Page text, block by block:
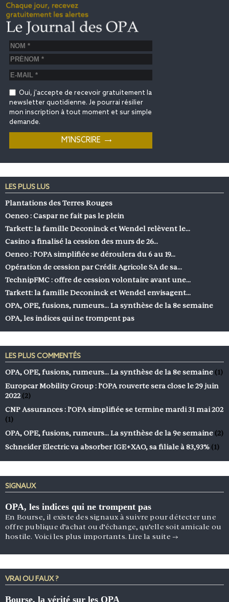
Oui, j'accepte de recevoir gratuitement la
newsletter quotidienne. Je pourrai résilier
mon inscription à tout moment et sur simple
demande.
LES PLUS LUS
Plantations des Terres Rouges
Oeneo : Caspar ne fait pas le plein
Tarkett: la famille Deconinck et Wendel relèvent le…
Casino a finalisé la cession des murs de 26…
Oeneo : l’OPA simplifiée se déroulera du 6 au 19…
Opération de cession par Crédit Agricole SA de sa…
TechnipFMC : offre de cession volontaire avant une…
Tarkett: la famille Deconinck et Wendel envisagent…
OPA, OPE, fusions, rumeurs… La synthèse de la 8e semaine
OPA, les indices qui ne trompent pas
LES PLUS COMMENTÉS
OPA, OPE, fusions, rumeurs… La synthèse de la 8e semaine (1)
Europcar Mobility Group : l’OPA rouverte sera close le 29 juin
2022 (2)
CNP Assurances : l’OPA simplifiée se termine mardi 31 mai 202
(1)
OPA, OPE, fusions, rumeurs… La synthèse de la 9e semaine (2)
Schneider Electric va absorber IGE+XAO, sa filiale à 83,93% (1)
SIGNAUX
OPA, les indices qui ne trompent pas
En Bourse, il existe des signaux à suivre pour détecter une
offre publique d’achat ou d’échange, qu’elle soit amicale ou
hostile. Voici les plus importants.Lire la suite →
VRAI OU FAUX ?
Bourse, la vérité sur les OPA